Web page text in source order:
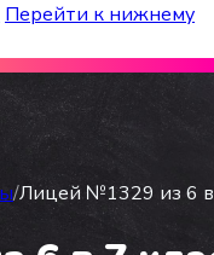
Перейти к нижнему
/Лицей №1329 из 6 в